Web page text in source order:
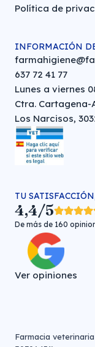
Política de
INFORMACIÓN
637 72 41 77
Lunes a viernes
Ctra. Cartagena-
Los Narcisos,
TU
4,4/5
De más de 160
Ver opiniones
Farmacia